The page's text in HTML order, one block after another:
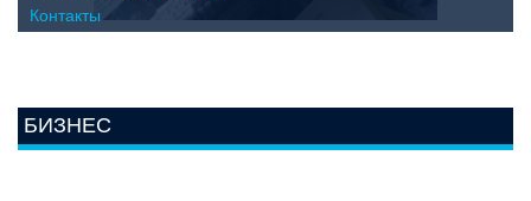
Контакты
БИЗНЕС